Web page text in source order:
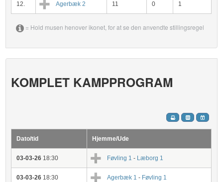
12. Agerbæk 2 11 0 1
= Hold musen henover ikonet, for at se den anvendte stillingsregel
KOMPLET KAMPPROGRAM
Dato/tid Hjemme/Ude
03-03-26 18:30 Føvling 1 - Læborg 1
03-03-26 18:30 Agerbæk 1 - Føvling 1